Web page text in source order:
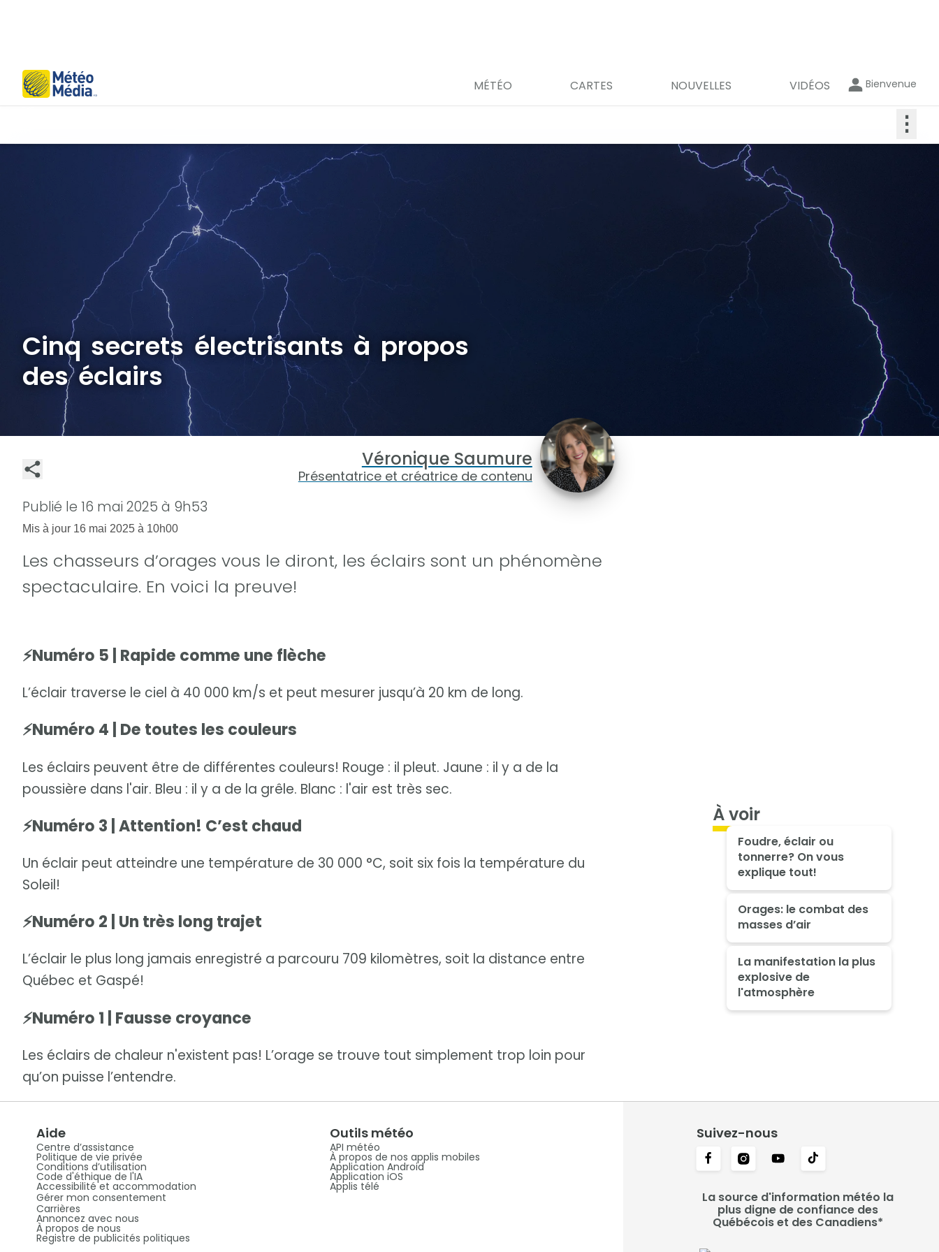
MÉTÉO CARTES NOUVELLES VIDÉOS Bienvenue
⋮
Cinq secrets électrisants à propos
des éclairs
Véronique Saumure
Présentatrice et créatrice de contenu
Publié le 16 mai 2025 à 9h53
Mis à jour 16 mai 2025 à 10h00
Les chasseurs d’orages vous le diront, les éclairs sont un phénomène
spectaculaire. En voici la preuve!
⚡Numéro 5 | Rapide comme une flèche
L’éclair traverse le ciel à 40 000 km/s et peut mesurer jusqu’à 20 km de long.
⚡Numéro 4 | De toutes les couleurs
Les éclairs peuvent être de différentes couleurs! Rouge : il pleut. Jaune : il y a de la
poussière dans l'air. Bleu : il y a de la grêle. Blanc : l'air est très sec.
⚡Numéro 3 | Attention! C’est chaud
Un éclair peut atteindre une température de 30 000 °C, soit six fois la température du
Soleil!
⚡Numéro 2 | Un très long trajet
L’éclair le plus long jamais enregistré a parcouru 709 kilomètres, soit la distance entre
Québec et Gaspé!
⚡Numéro 1 | Fausse croyance
Les éclairs de chaleur n'existent pas! L’orage se trouve tout simplement trop loin pour
qu’on puisse l’entendre.
À voir
Foudre, éclair ou
tonnerre? On vous
explique tout!
Orages: le combat des
masses d’air
La manifestation la plus
explosive de
l'atmosphère
Aide
Centre d’assistance
Politique de vie privée
Conditions d’utilisation
Code d'éthique de l'IA
Accessibilité et accommodation
Gérer mon consentement
Carrières
Annoncez avec nous
À propos de nous
Registre de publicités politiques
Outils météo
API météo
À propos de nos applis mobiles
Application Android
Application iOS
Applis télé
Suivez-nous
La source d'information météo la
plus digne de confiance des
Québécois et des Canadiens*